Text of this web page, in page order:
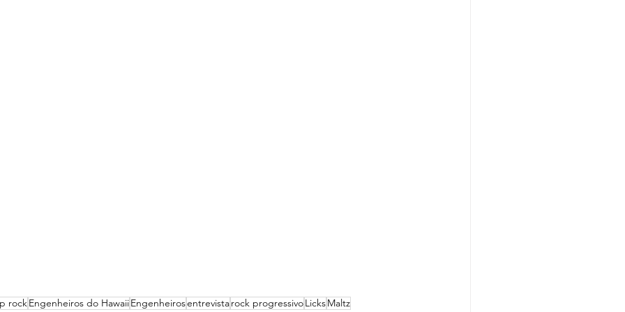
rock Engenheiros do HawaiiEngenheirosentrevistarock progressivoLicksMaltz